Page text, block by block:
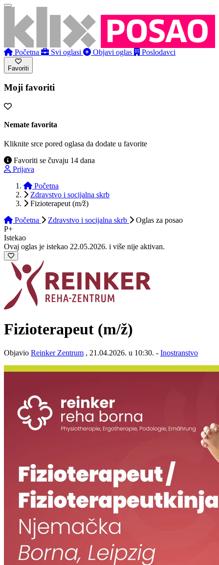
Početna Svi oglasi Objavi oglas Poslodavci
Favoriti
Moji favoriti
Nemate favorita
Kliknite srce pored oglasa da dodate u favorite
Favoriti se čuvaju 14 dana
Prijava
Početna
Zdravstvo i socijalna skrb
Fizioterapeut (m/ž)
Početna
Zdravstvo i socijalna skrb Oglas za posao
P+
Istekao
Ovaj oglas je istekao 22.05.2026. i više nije aktivan.
Fizioterapeut (m/ž)
Objavio Reinker Zentrum , 21.04.2026. u 10:30. - Inostranstvo